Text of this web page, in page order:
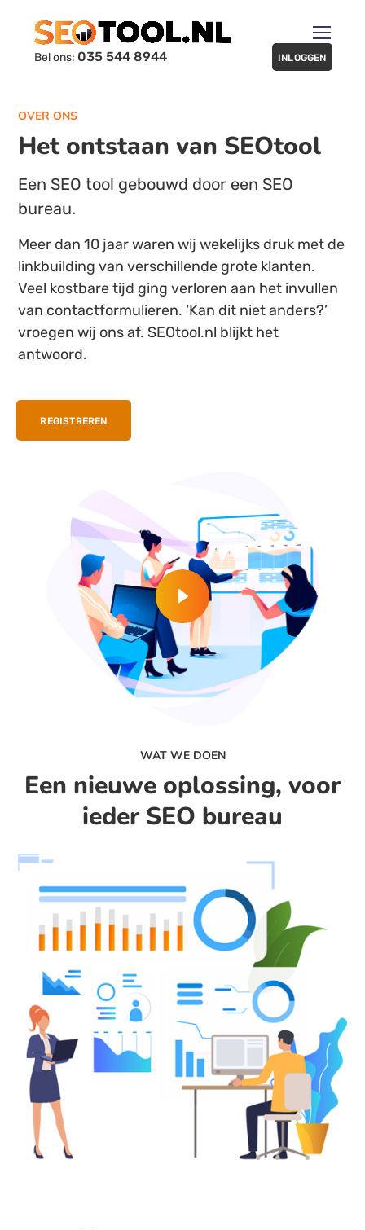
Bel ons: 035 544 8944 INLOGGEN
OVER ONS
Het ontstaan van SEOtool
Een SEO tool gebouwd door een SEO
bureau.
Meer dan 10 jaar waren wij wekelijks druk met de
linkbuilding van verschillende grote klanten.
Veel kostbare tijd ging verloren aan het invullen
van contactformulieren. ‘Kan dit niet anders?’
vroegen wij ons af. SEOtool.nl blijkt het
antwoord.
REGISTREREN
WAT WE DOEN
Een nieuwe oplossing, voor
ieder SEO bureau